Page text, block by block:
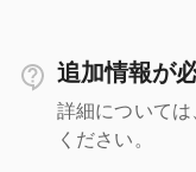
追加情報が
詳細について
ください。